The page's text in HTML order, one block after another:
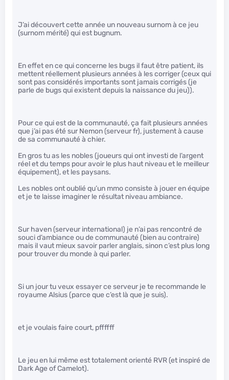
J’ai découvert cette année un nouveau surnom à ce jeu
(surnom mérité) qui est bugnum.
En effet en ce qui concerne les bugs il faut être patient, ils
mettent réellement plusieurs années à les corriger (ceux qui
sont pas considérés importants sont jamais corrigés (je
parle de bugs qui existent depuis la naissance du jeu)).
Pour ce qui est de la communauté, ça fait plusieurs années
que j’ai pas été sur Nemon (serveur fr), justement à cause
de sa communauté à chier.
En gros tu as les nobles (joueurs qui ont investi de l’argent
réel et du temps pour avoir le plus haut niveau et le meilleur
équipement), et les paysans.
Les nobles ont oublié qu’un mmo consiste à jouer en équipe
et je te laisse imaginer le résultat niveau ambiance.
Sur haven (serveur international) je n’ai pas rencontré de
souci d’ambiance ou de communauté (bien au contraire)
mais il vaut mieux savoir parler anglais, sinon c’est plus long
pour trouver du monde à qui parler.
Si un jour tu veux essayer ce serveur je te recommande le
royaume Alsius (parce que c’est là que je suis).
et je voulais faire court, pffffff
Le jeu en lui même est totalement orienté RVR (et inspiré de
Dark Age of Camelot).